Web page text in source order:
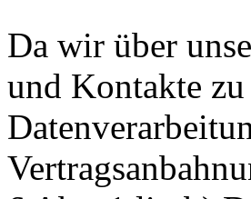
Da wir über
und Kontakte